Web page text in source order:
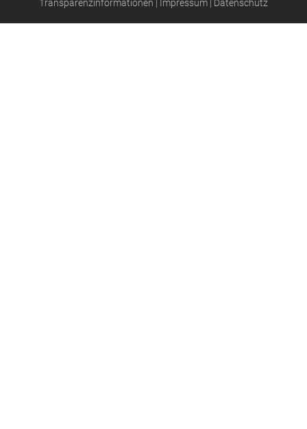
Transparenzinformationen | Impressum | Datenschutz